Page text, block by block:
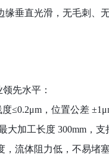
垂直光滑，无毛刺、
先水平：
度≤0.2μm ，位置公差
最大加工长度 300mm ，
，流体阻力低，不易堵塞